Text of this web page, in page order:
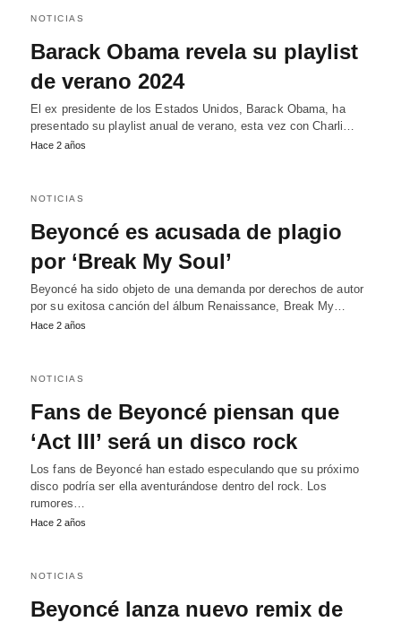
NOTICIAS
Barack Obama revela su playlist
de verano 2024
El ex presidente de los Estados Unidos, Barack Obama, ha
presentado su playlist anual de verano, esta vez con Charli…
Hace 2 años
NOTICIAS
Beyoncé es acusada de plagio
por ‘Break My Soul’
Beyoncé ha sido objeto de una demanda por derechos de autor
por su exitosa canción del álbum Renaissance, Break My…
Hace 2 años
NOTICIAS
Fans de Beyoncé piensan que
‘Act III’ será un disco rock
Los fans de Beyoncé han estado especulando que su próximo
disco podría ser ella aventurándose dentro del rock. Los
rumores…
Hace 2 años
NOTICIAS
Beyoncé lanza nuevo remix de